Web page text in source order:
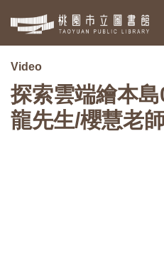
:::
Video
探索雲端繪本
龍先生/櫻慧老